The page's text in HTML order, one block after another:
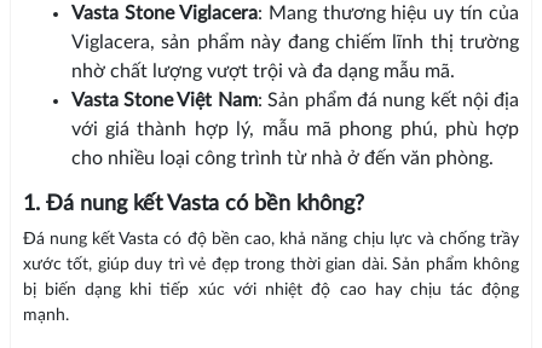
Vasta Stone Viglacera: Mang thương hiệu uy tín của
Viglacera, sản phẩm này đang chiếm lĩnh thị trường
nhờ chất lượng vượt trội và đa dạng mẫu mã.
Vasta Stone Việt Nam: Sản phẩm đá nung kết nội địa
với giá thành hợp lý, mẫu mã phong phú, phù hợp
cho nhiều loại công trình từ nhà ở đến văn phòng.
1. Đá nung kết Vasta có bền không?
Đá nung kết Vasta có độ bền cao, khả năng chịu lực và chống trầy
xước tốt, giúp duy trì vẻ đẹp trong thời gian dài. Sản phẩm không
bị biến dạng khi tiếp xúc với nhiệt độ cao hay chịu tác động
mạnh.